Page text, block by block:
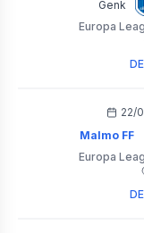
Genk
Europa
22/
Malmo FF
Europa